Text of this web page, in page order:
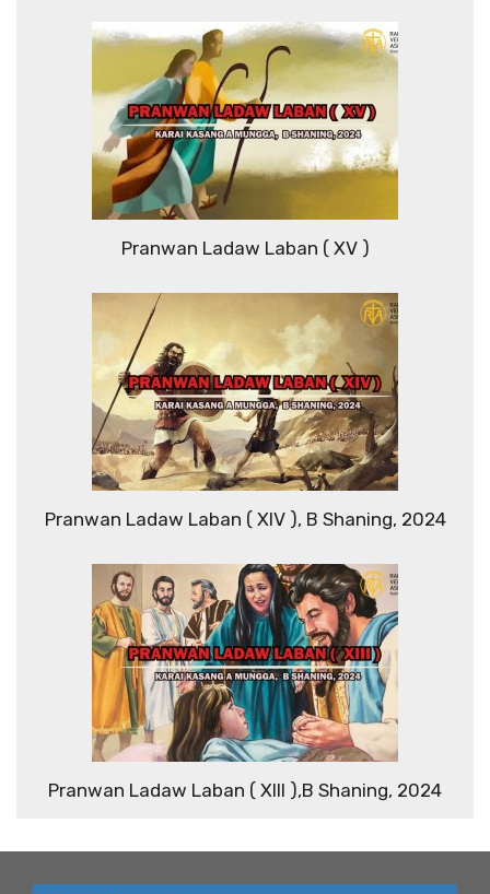
Pranwan Ladaw Laban ( XV )
Pranwan Ladaw Laban ( XIV ), B Shaning, 2024
Pranwan Ladaw Laban ( XIII ),B Shaning, 2024